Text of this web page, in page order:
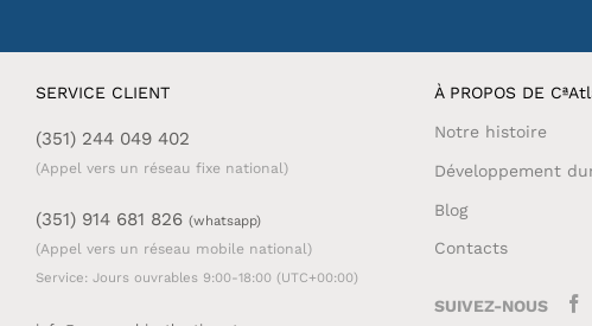
SERVICE CLIENT
(351) 244 049 402
(Appel vers un réseau fixe national)
(351) 914 681 826 (whatsapp)
(Appel vers un réseau mobile national)
Service: Jours ouvrables 9:00-18:00 (UTC+00:00)
À PROPOS DE
Notre histoire
Développement
Blog
Contacts
SUIVEZ-NOUS